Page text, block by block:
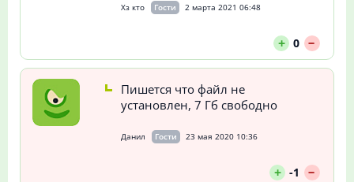
Хз кто Гости 2 марта 2021 06:48
+ 0 --
Пишется что файл не
установлен, 7 Гб свободно
Данил Гости 23 мая 2020 10:36
+ -1 --